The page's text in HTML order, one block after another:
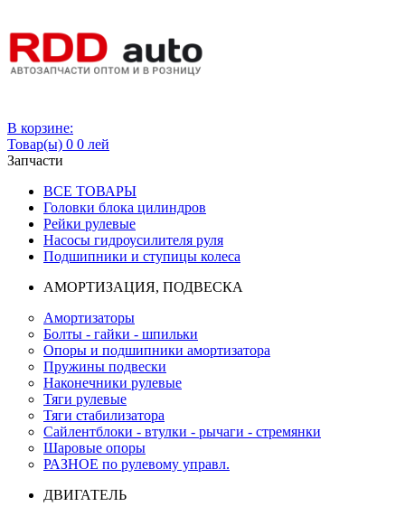
В корзине:
Товар(ы) 0 0 лей
Запчасти
ВСЕ ТОВАРЫ
Головки блока цилиндров
Рейки рулевые
Насосы гидроусилителя руля
Подшипники и ступицы колеса
АМОРТИЗАЦИЯ, ПОДВЕСКА
Амортизаторы
Болты - гайки - шпильки
Опоры и подшипники амортизатора
Пружины подвески
Наконечники рулевые
Тяги рулевые
Тяги стабилизатора
Сайлентблоки - втулки - рычаги - стремянки
Шаровые опоры
РАЗНОЕ по рулевому управл.
ДВИГАТЕЛЬ